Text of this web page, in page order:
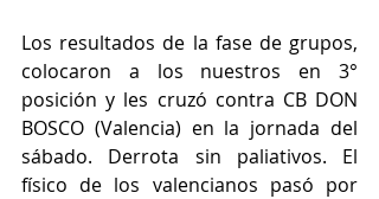
Los resultados de la fase de grupos,
colocaron a los nuestros en 3°
posición y les cruzó contra CB DON
BOSCO (Valencia) en la jornada del
sábado. Derrota sin paliativos. El
físico de los valencianos pasó por